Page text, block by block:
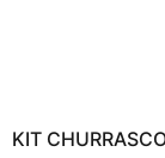
KIT